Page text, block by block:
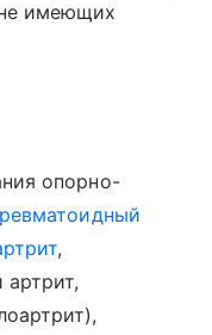
имеющих
опорно-
ревматоидный
,